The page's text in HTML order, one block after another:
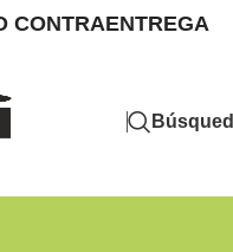
CONTRAENTREGA